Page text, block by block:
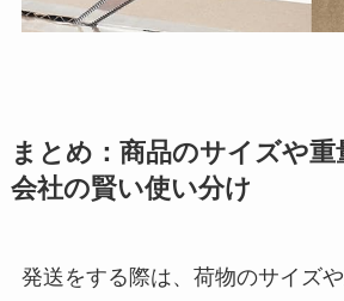
まとめ： 商品のサイズや重
会社の賢い使い分け
発送をする際は、荷物のサイズ